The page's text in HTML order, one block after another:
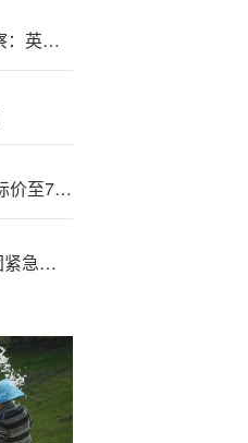
20<2>4年上市公司:独董观察：英唐智控、盐田港独董李伟东合计薪酬23.90万元 同时兼任三家H股上市公司独董
美银证券:：升‘京’东健康目标价至75港元 第三季业绩胜预期
连{收}5!个涨停板！实达集团紧急澄清